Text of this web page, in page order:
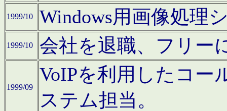
1999/10 Windows用画像処理
1999/10 会社を退職、フリー
1999/09
VoIPを利用したコー
ステム担当。